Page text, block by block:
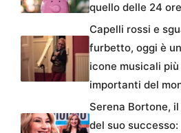
quello delle 24 ore
Capelli rossi e
furbetto, oggi è
icone musicali più
importanti del
Serena Bortone,
del suo successo: